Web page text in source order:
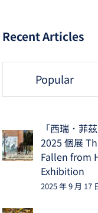
Recent Articles
Popular
「西瑞．菲
2025 個展
Fallen from
Exhibition
2025 年 9 月 17